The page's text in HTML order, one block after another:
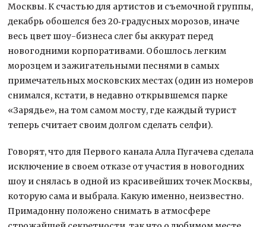
Москвы. К счастью для артистов и съемочной группы,
декабрь обошелся без 20‑градусных морозов, иначе
весь цвет шоу-бизнеса слег бы аккурат перед
новогодними корпоративами. Обошлось легким
морозцем и зажигательными песнями в самых
примечательных московских местах (один из номеров
снимался, кстати, в недавно открывшемся парке
«Зарядье», на том самом мосту, где каждый турист
теперь считает своим долгом сделать селфи).
Говорят, что для Первого канала Алла Пугачева сделала
исключение в своем отказе от участия в новогодних
шоу и снялась в одной из красивейших точек Москвы,
которую сама и выбрала. Какую именно, неизвестно.
Примадонну положено снимать в атмосфере